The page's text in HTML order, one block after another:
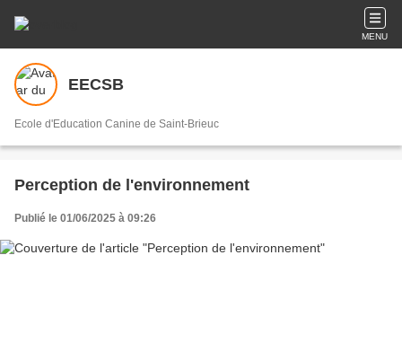
MENU
EECSB
Ecole d'Education Canine de Saint-Brieuc
Perception de l'environnement
Publié le 01/06/2025 à 09:26